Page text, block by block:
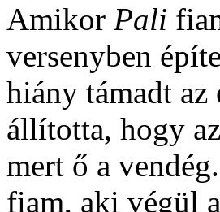
Amikor Pali
versenyben
hiány támadt az
állította, hogy
mert ő a
fiam, aki végül